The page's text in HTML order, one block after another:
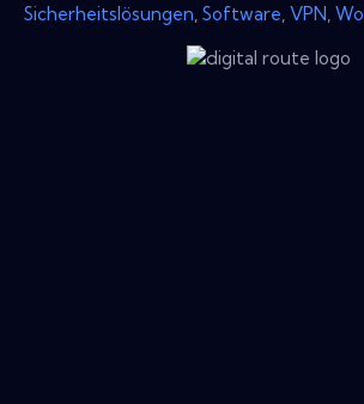
Sicherheitslösungen Software VPN